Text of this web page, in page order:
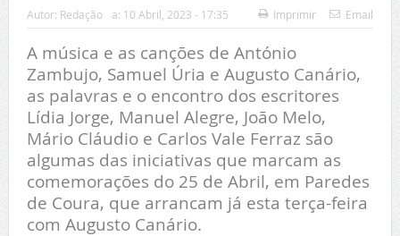
Autor: Redação a: 10 Abril, 2023 - 17:35 Imprimir Email
A música e as canções de António
Zambujo, Samuel Úria e Augusto Canário,
as palavras e o encontro dos escritores
Lídia Jorge, Manuel Alegre, João Melo,
Mário Cláudio e Carlos Vale Ferraz são
algumas das iniciativas que marcam as
comemorações do 25 de Abril, em Paredes
de Coura, que arrancam já esta terça-feira
com Augusto Canário.